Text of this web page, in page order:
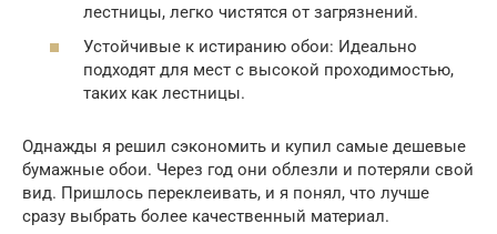
лестницы, легко чистятся от загрязнений.
Устойчивые к истиранию обои: Идеально
подходят для мест с высокой проходимостью,
таких как лестницы.
Однажды я решил сэкономить и купил самые дешевые
бумажные обои. Через год они облезли и потеряли свой
вид. Пришлось переклеивать, и я понял, что лучше
сразу выбрать более качественный материал.